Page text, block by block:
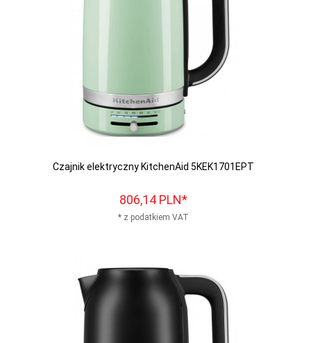
Czajnik elektryczny KitchenAid 5KEK1701EPT
806,14 PLN*
* z podatkiem VAT